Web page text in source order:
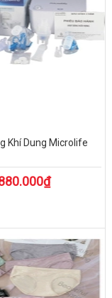
Khí Dung Microlife